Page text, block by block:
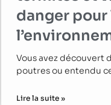
danger
Vous avez découvert
poutres ou entendu
Lire la suite »